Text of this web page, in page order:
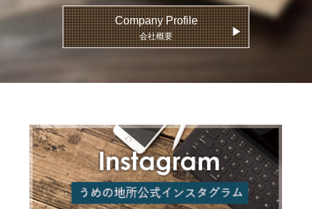
Company Profile
会社概要 ▶